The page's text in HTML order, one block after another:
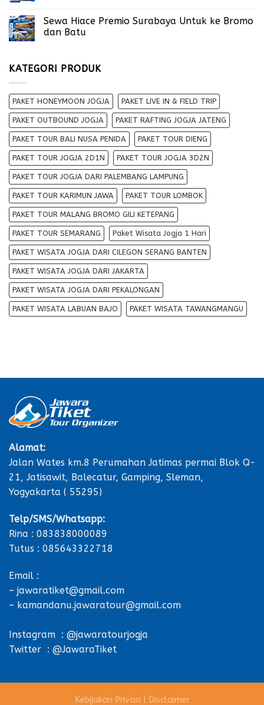
Sewa Hiace Premio Surabaya Untuk ke Bromo
dan Batu
KATEGORI PRODUK
PAKET HONEYMOON JOGJA PAKET LIVE IN & FIELD TRIP
PAKET OUTBOUND JOGJA PAKET RAFTING JOGJA JATENG
PAKET TOUR BALI NUSA PENIDA PAKET TOUR DIENG
PAKET TOUR JOGJA 2D1N PAKET TOUR JOGJA 3D2N
PAKET TOUR JOGJA DARI PALEMBANG LAMPUNG
PAKET TOUR KARIMUN JAWA PAKET TOUR LOMBOK
PAKET TOUR MALANG BROMO GILI KETEPANG
PAKET TOUR SEMARANG Paket Wisata Jogja 1 Hari
PAKET WISATA JOGJA DARI CILEGON SERANG BANTEN
PAKET WISATA JOGJA DARI JAKARTA
PAKET WISATA JOGJA DARI PEKALONGAN
PAKET WISATA LABUAN BAJO PAKET WISATA TAWANGMANGU
Alamat:
Jalan Wates km.8 Perumahan Jatimas permai Blok Q-
21, Jatisawit, Balecatur, Gamping, Sleman,
Yogyakarta ( 55295)
Telp/SMS/Whatsapp:
Rina : 083838000089
Tutus : 085643322718
Email :
– jawaratiket@gmail.com
– kamandanu.jawaratour@gmail.com
Instagram : @jawaratourjogja
Twitter : @JawaraTiket
Kebijakan Privasi Disclaimer